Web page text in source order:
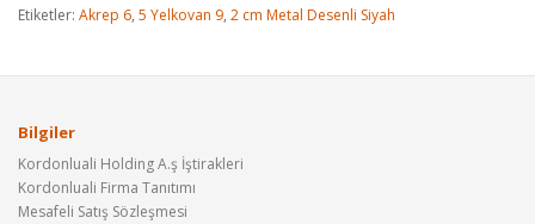
Etiketler: Akrep 6, 5 Yelkovan 9, 2 cm Metal Desenli Siyah
Bilgiler
Kordonluali Holding A.ş İştirakleri
Kordonluali Firma Tanıtımı
Mesafeli Satış Sözleşmesi